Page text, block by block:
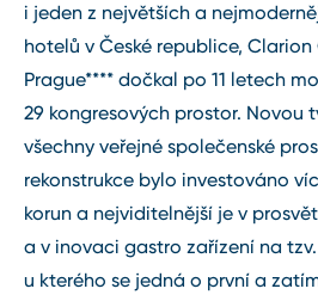
i jeden z největších a
hotelů v České republice, Clarion
Prague**** dočkal po 11 letech
29 kongresových prostor. Novou
všechny veřejné společenské
rekonstrukce bylo investováno
korun a nejviditelnější je v
a v inovaci gastro zařízení na
u kterého se jedná o první a